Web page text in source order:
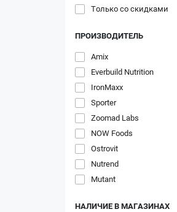
Только со cкидками
ПРОИЗВОДИТЕЛЬ
Amix
Everbuild Nutrition
IronMaxx
Sporter
Zoomad Labs
NOW Foods
Ostrovit
Nutrend
Mutant
НАЛИЧИЕ В МАГАЗИНАХ